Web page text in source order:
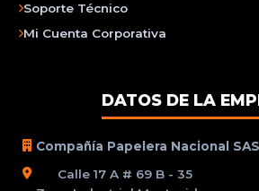
Soporte Técnico
Mi Cuenta Corporativa
DATOS DE LA
Compañía Papelera Nacional SAS
Calle 17 A # 69 B - 35